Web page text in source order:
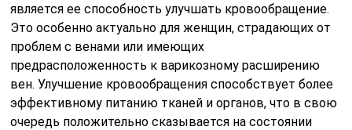
является ее способность улучшать кровообращение.
Это особенно актуально для женщин, страдающих от
проблем с венами или имеющих
предрасположенность к варикозному расширению
вен. Улучшение кровообращения способствует более
эффективному питанию тканей и органов, что в свою
очередь положительно сказывается на состоянии